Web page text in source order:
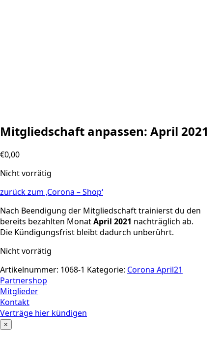
Mitgliedschaft anpassen: April 2021
€0,00
Nicht vorrätig
zurück zum ‚Corona – Shop‘
Nach Beendigung der Mitgliedschaft trainierst du den
bereits bezahlten MonatApril 2021 nachträglich ab.
Die Kündigungsfrist bleibt dadurch unberührt.
Nicht vorrätig
Artikelnummer: 1068-1 Kategorie: Corona April21
Partnershop
Mitglieder
Kontakt
Verträge hier kündigen
×